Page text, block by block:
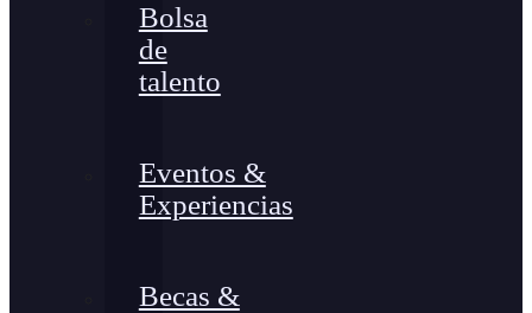
Bolsa
de
talento
Eventos &
Experiencias
Becas &